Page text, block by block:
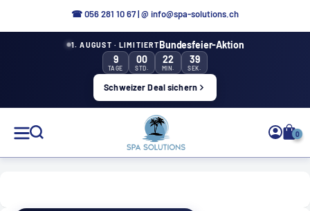
☎ 056 281 10 67|@ info@spa-solutions.ch
1. AUGUST · LIMITIERTBundesfeier-Aktion
9
TAGE
00
STD.
22
MIN.
39
SEK.
Schweizer Deal sichern
Solutions
de
0